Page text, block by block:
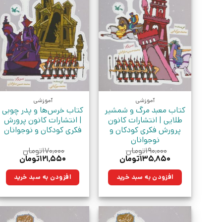
آموزشی
کتاب معبد مرگ و شمشیر
طلایی | انتشارات کانون
پرورش فکری کودکان و
نوجوانان
۱۹۰,۰۰۰تومان
قیمت
۱۹۰,۰۰۰تومان
بود.
۱۳۵,۸۵۰تومانقیمت
۱۳۵,۸۵۰تومان.افزودن به سبد خرید
آموزشی
کتاب خرس‌ها و پدر چوبی
| انتشارات کانون پرورش
فکری کودکان و نوجوانان
۱۷۰,۰۰۰تومان
قیمت
۱۷۰,۰۰۰تومان
بود.
۱۲۱,۵۵۰تومانقیمت
۱۲۱,۵۵۰تومان.افزودن به سبد خرید